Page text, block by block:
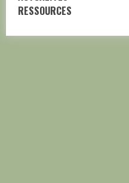
RESSOURCES